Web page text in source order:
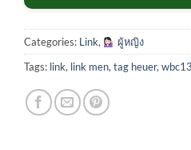
Categories: Link,
ผู้หญิง
Tags: link, link men,tag heuer,